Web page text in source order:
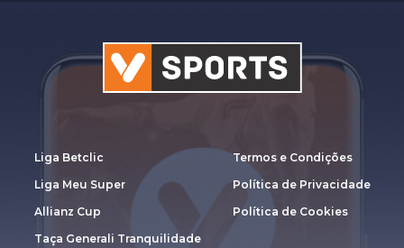
Liga Betclic
Liga Meu Super
Allianz Cup
Taça Generali Tranquilidade
Termos e Condições
Política de Privacidade
Política de Cookies